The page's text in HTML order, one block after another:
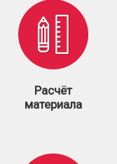
Расчёт
материала